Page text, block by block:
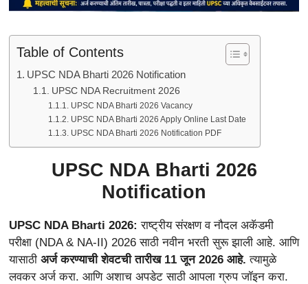
Table of Contents
UPSC NDA Bharti 2026 Notification
UPSC NDA Recruitment 2026
UPSC NDA Bharti 2026 Vacancy
UPSC NDA Bharti 2026 Apply Online Last Date
UPSC NDA Bharti 2026 Notification PDF
UPSC NDA Bharti 2026
Notification
UPSC NDA Bharti 2026:राष्ट्रीय संरक्षण व नौदल अकॅडमी
परीक्षा (NDA & NA-II) 2026 साठी नवीन भरती सुरू झाली आहे. आणि
यासाठी अर्ज करण्याची शेवटची तारीख 11 जून 2026 आहे.त्यामुळे
लवकर अर्ज करा. आणि अशाच अपडेट साठी आपला ग्रुप जॉइन करा.